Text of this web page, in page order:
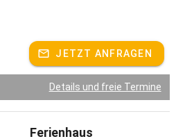
JETZT ANFRAGEN
Details und freie Termine
Ferienhaus